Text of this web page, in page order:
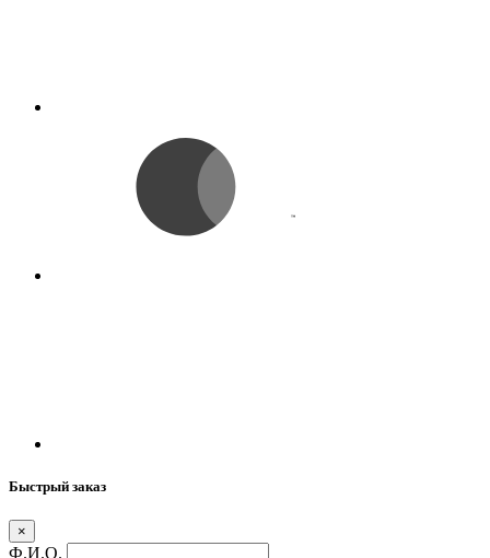
Быстрый заказ
×
Ф.И.О.